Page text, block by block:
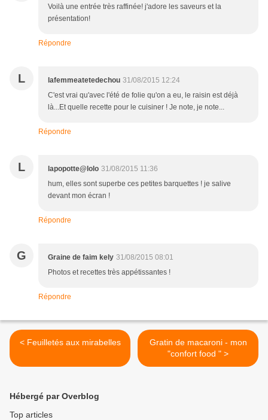
Voilà une entrée très raffinée! j'adore les saveurs et la
présentation!
Répondre
L lafemmeatetedechou 31/08/2015 12:24
C'est vrai qu'avec l'été de folie qu'on a eu, le raisin est déjà
là...Et quelle recette pour le cuisiner ! Je note, je note...
Répondre
L lapopotte@lolo 31/08/2015 11:36
hum, elles sont superbe ces petites barquettes ! je salive
devant mon écran !
Répondre
G Graine de faim kely 31/08/2015 08:01
Photos et recettes très appétissantes !
Répondre
< Feuilletés aux mirabelles
Gratin de macaroni - mon
"confort food " >
Hébergé par Overblog
Top articles